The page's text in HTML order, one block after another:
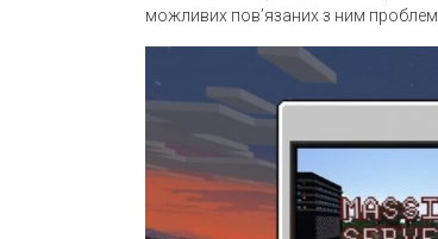
можливих пов’язаних з ним проблем.